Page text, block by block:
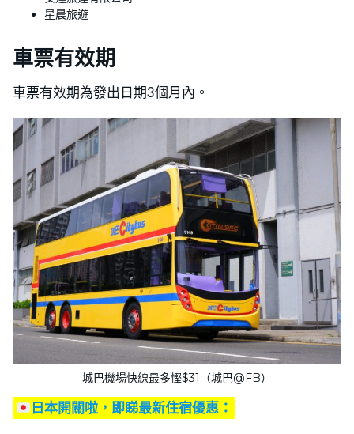
星晨旅遊
車票有效期
車票有效期為發出日期3個月內。
城巴機場快線最多慳$31（城巴@FB）
日本開關啦，即睇最新住宿優惠：